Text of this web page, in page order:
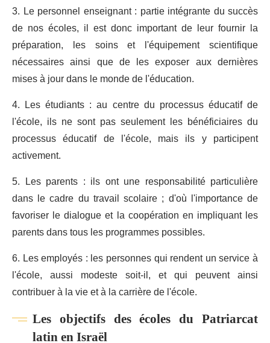
3. Le personnel enseignant : partie intégrante du succès
de nos écoles, il est donc important de leur fournir la
préparation, les soins et l'équipement scientifique
nécessaires ainsi que de les exposer aux dernières
mises à jour dans le monde de l'éducation.
4. Les étudiants : au centre du processus éducatif de
l'école, ils ne sont pas seulement les bénéficiaires du
processus éducatif de l'école, mais ils y participent
activement.
5. Les parents : ils ont une responsabilité particulière
dans le cadre du travail scolaire ; d'où l'importance de
favoriser le dialogue et la coopération en impliquant les
parents dans tous les programmes possibles.
6. Les employés : les personnes qui rendent un service à
l'école, aussi modeste soit-il, et qui peuvent ainsi
contribuer à la vie et à la carrière de l'école.
Les objectifs des écoles du Patriarcat
latin en Israël